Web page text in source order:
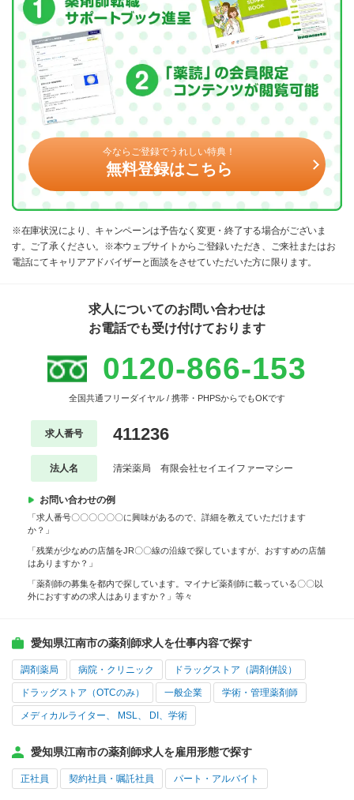
今ならご登録でうれしい特典！
無料登録はこちら
※在庫状況により、キャンペーンは予告なく変更・終了する場合がございま
す。ご了承ください。※本ウェブサイトからご登録いただき、ご来社またはお
電話にてキャリアアドバイザーと面談をさせていただいた方に限ります。
求人についてのお問い合わせは
お電話でも受け付けております
0120-866-153
全国共通フリーダイヤル / 携帯・PHPSからでもOKです
求人番号 411236
法人名 清栄薬局 有限会社セイエイファーマシー
お問い合わせの例
「求人番号〇〇〇〇〇〇に興味があるので、詳細を教えていただけます
か？」
「残業が少なめの店舗をJR〇〇線の沿線で探していますが、おすすめの店舗
はありますか？」
「薬剤師の募集を都内で探しています。マイナビ薬剤師に載っている〇〇以
外におすすめの求人はありますか？」等々
愛知県江南市の薬剤師求人を仕事内容で探す
調剤薬局 病院・クリニック ドラッグストア（調剤併設）
ドラッグストア（OTCのみ） 一般企業 学術・管理薬剤師
メディカルライター、 MSL、 DI、学術
愛知県江南市の薬剤師求人を雇用形態で探す
正社員 契約社員・嘱託社員 パート・アルバイト